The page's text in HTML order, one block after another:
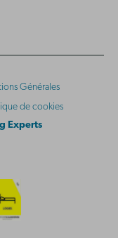
Générales
de cookies
Experts